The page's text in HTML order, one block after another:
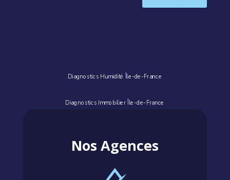
Diagnostics Humidité Île-de-France
Diagnostics Immobilier Île-de-France
Nos Agences